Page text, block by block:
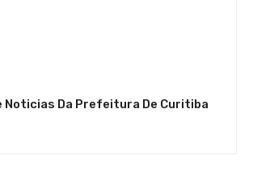
Noticias Da Prefeitura De Curitiba